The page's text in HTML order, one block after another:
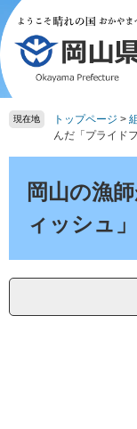
ペ
ー
ジ
の
先
頭
メ
ニ
ュ
ー
を
飛
て
現在地 トップページ >
んだ「プライド
岡山の漁
ィッシュ」